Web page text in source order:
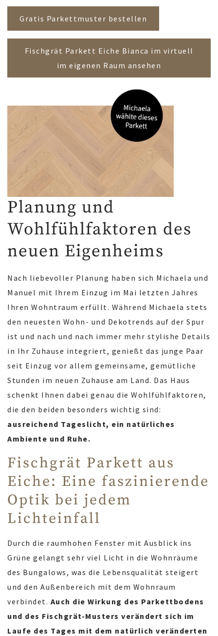
Gratis Parkettmuster bestellen
Fischgrät Parkett Eiche Bianca im virtuell
im eigenen Raum ansehen
Planung und
Wohlfühlfaktoren des
neuen Eigenheims
Nach liebevoller Planung haben sich Michaela und
Manuel mit Ihrem Einzug im Mai letzten Jahres
Ihren Wohntraum erfüllt. Während Michaela stets
den neuesten Wohn- und Dekotrends auf der Spur
ist und nach und nach immer mehr stylishe Details
in Ihr Zuhause integriert, genießt das junge Paar
seit Einzug vor allem gemeinsame, gemütliche
Stunden im neuen Zuhause am Land. Das Haus
schenkt Ihnen dabei genau die Wohlfühlfaktoren,
die den beiden besonders wichtig sind:
ausreichend Tageslicht, ein natürliches
Ambiente und Ruhe.
Fischgrät Parkett aus
Eiche: Eine faszinierende
Optik bei jedem
Lichteinfall
Durch die raumhohen Fenster mit Ausblick ins
Grüne gelangt sehr viel Licht in die Wohnräume
des Bungalows, was die Lebensqualität steigert
und den Außenbereich mit dem Wohnraum
verbindet. Auch die Wirkung des Parkettbodens
und des Fischgrät-Musters verändert sich im
Laufe des Tages mit dem natürlich veränderten